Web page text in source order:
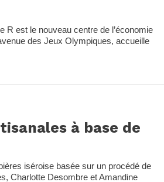
R est le nouveau centre de l’économie
des Jeux Olympiques, accueille
à base de
iséroise basée sur un procédé de
Charlotte Desombre et Amandine